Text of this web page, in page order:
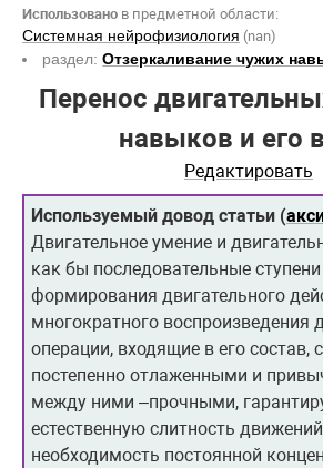
Использовано в предметной области:
Системная нейрофизиология (nan)
раздел:Отзеркаливание чужих
Перенос
навыков и его
Редактировать
Используемый довод статьи (
Двигательное умение и
как бы последовательные
формирования двигательного
многократного воспро­изведения
операции, входящие в его состав,
постепенно отла­жен­ными и
между ни­ми –прочными,
естествен­ную слитность
необходимость постоянной